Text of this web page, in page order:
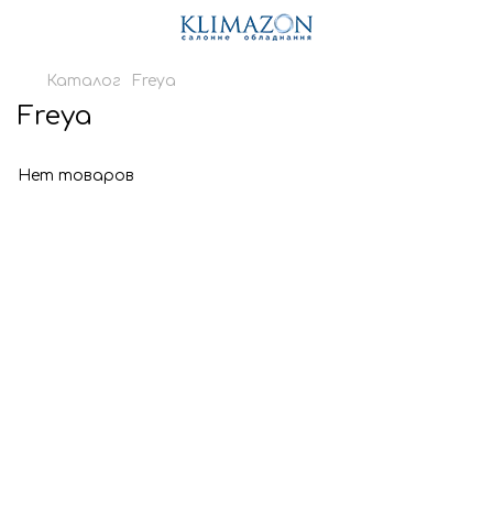
Каталог Freya
Freya
Нет товаров